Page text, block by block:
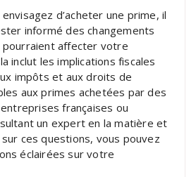
d’acheter une prime, il
informé des changements
affecter votre
inclut les implications fiscales
impôts et aux droits de
aux primes achetées par des
françaises ou
un expert en la matière et
ces questions, vous pouvez
éclairées sur votre